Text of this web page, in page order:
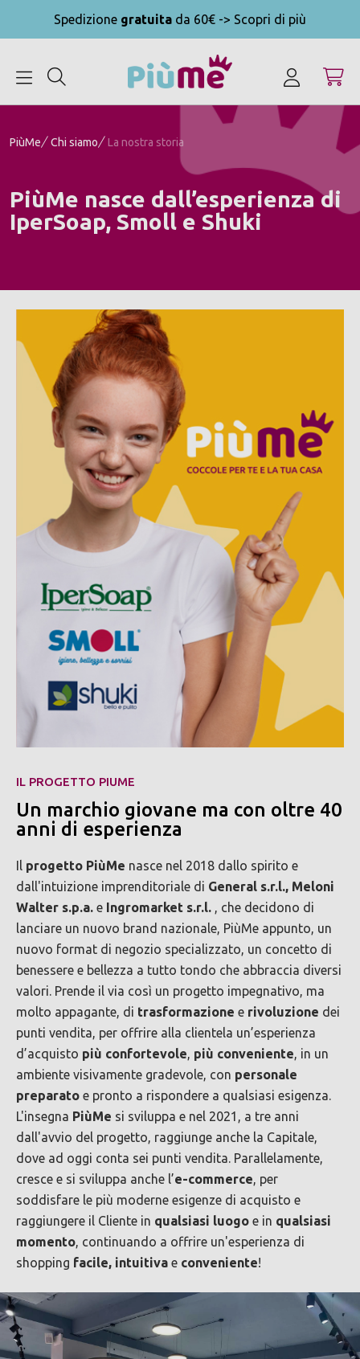
Spedizione gratuita da 60€ -> Scopri di più
PiùMe Chi siamo La nostra storia
PiùMe nasce dall’esperienza di
IperSoap, Smoll e Shuki
IL PROGETTO PIUME
Un marchio giovane ma con oltre 40
anni di esperienza
Il progetto PiùMe nasce nel 2018 dallo spirito e
dall'intuizione imprenditoriale di General s.r.l., Meloni
Walter s.p.a. e Ingromarket s.r.l.
, che decidono di
lanciare un nuovo brand nazionale, PiùMe appunto, un
nuovo format di negozio specializzato, un concetto di
benessere e bellezza a tutto tondo che abbraccia diversi
valori. Prende il via così un progetto impegnativo, ma
molto appagante, di trasformazione e rivoluzione dei
punti vendita, per offrire alla clientela un’esperienza
d’acquisto più confortevole più conveniente , in un
ambiente visivamente gradevole, con personale
preparato e pronto a rispondere a qualsiasi esigenza.
L'insegna PiùMe si sviluppa e nel 2021, a tre anni
dall'avvio del progetto, raggiunge anche la Capitale,
dove ad oggi conta sei punti vendita. Parallelamente,
cresce e si sviluppa anche l’e-commerce , per
soddisfare le più moderne esigenze di acquisto e
raggiungere il Cliente in qualsiasi luogo e in qualsiasi
momento , continuando a offrire un'esperienza di
shopping facile, intuitiva e conveniente!